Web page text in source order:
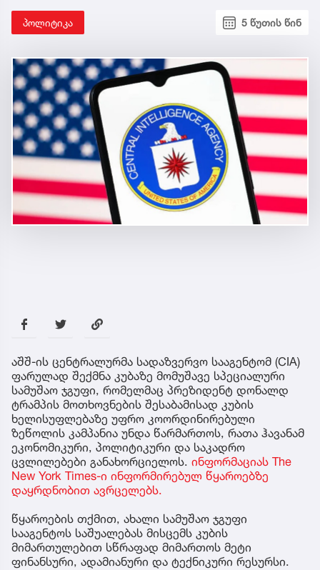
პოლიტიკა 5 წუთის წინ
აშშ-ის ცენტრალურმა სადაზვერვო სააგენტომ (CIA)
ფარულად შექმნა კუბაზე მომუშავე სპეციალური
სამუშაო ჯგუფი, რომელმაც პრეზიდენტ დონალდ
ტრამპის მოთხოვნების შესაბამისად კუბის
ხელისუფლებაზე უფრო კოორდინირებული
ზეწოლის კამპანია უნდა წარმართოს, რათა ჰავანამ
ეკონომიკური, პოლიტიკური და საკადრო
ცვლილებები განახორციელოს. ინფორმაციას The
New York Times-ი ინფორმირებულ წყაროებზე
დაყრდნობით ავრცელებს.
წყაროების თქმით, ახალი სამუშაო ჯგუფი
სააგენტოს საშუალებას მისცემს კუბის
მიმართულებით სწრაფად მიმართოს მეტი
ფინანსური, ადამიანური და ტექნიკური რესურსი.